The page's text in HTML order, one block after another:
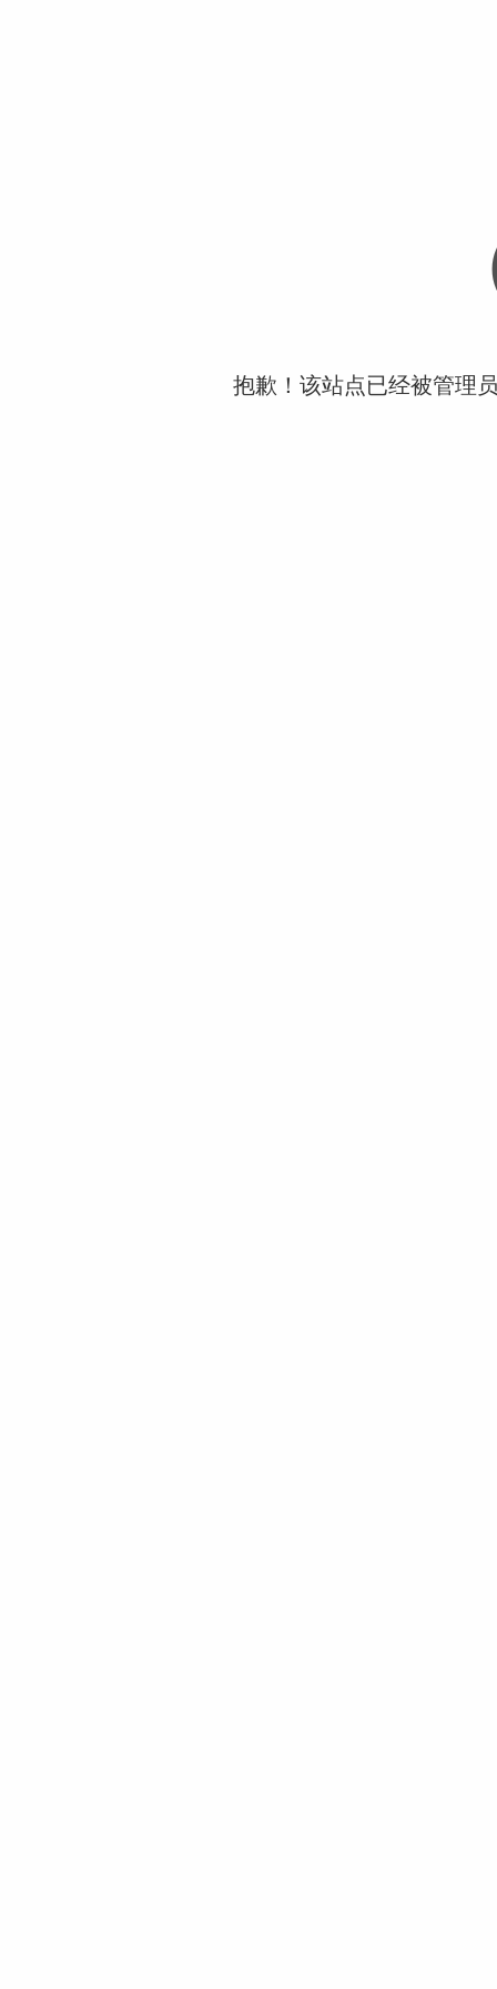
抱歉！该站点已经被管理